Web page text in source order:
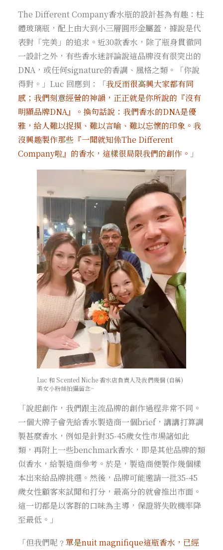
The Different Company香水瓶的設計甚為有趣：柱
體玻璃瓶，配上由大到小三層圓形金屬蓋，據說是代
表對「完美」的追求。近30款香水，除了瓶身貫徹同
一設計之外，有些香水迷評論說這品牌沒有很突出的
DNA，或任何signature的香調、風格之類。「你說
得對。」Luc 回應到：「我反而很高興大家都有同
感；我們刻意經營的神韻，正正就是你所說的『沒有
明顯品牌DNA』。換句話說：我們香水的DNA是優
雅，給人難以捉摸、難以言喻、難以忘懷的印象。我
沒興趣製作那些『一聞就知係The Different
Company啦』的香水，這樣很局限我們的創作。 」
Luc 和 Scented Niche 香水店負責人及我們幾個 (自稱)
美女小粉絲拍攝留念~
「說起創作，我們跟主流品牌的創作過程非常不同。
一個大牌子會先給香水製造商一個brief，講講打算調
製甚麼香水，例如是針對35-45歲女性市場諸如此
類，再附上一些benchmark香水，即是其他品牌的類
似香水，給製造商參考。於是，製造商便製作幾個樣
本出來給品牌挑選。然後，品牌可能邀請一批35-45
歲女性顧客來試聞和打分，最高分的就會推出市面。
這一切都是以客群的口味為主導，保證將失敗機率降
至最低。」
「但我們呢﹖ 單是nuit magnifique這瓶香水，已經